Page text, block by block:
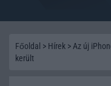
Főoldal > Hírek > Az új
került